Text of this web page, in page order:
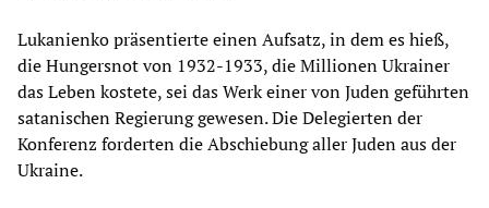
Lukanienko präsentierte einen Aufsatz, in dem es hieß,
die Hungersnot von 1932-1933, die Millionen Ukrainer
das Leben kostete, sei das Werk einer von Juden geführten
satanischen Regierung gewesen. Die Delegierten der
Konferenz forderten die Abschiebung aller Juden aus der
Ukraine.